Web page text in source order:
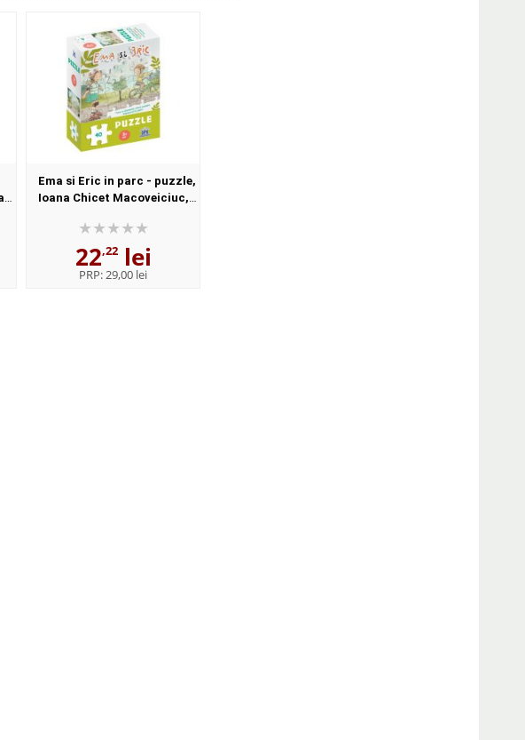
Ema si Eric in parc - puzzle,
Ioana Chicet Macoveiciuc,
HOUSE
22,22lei
PRP:29,00 lei